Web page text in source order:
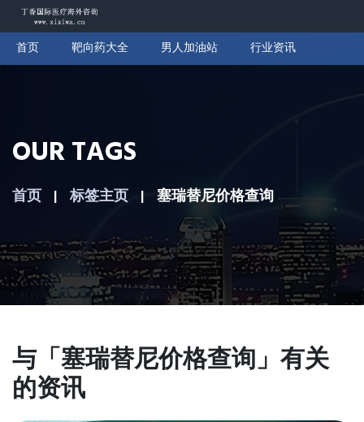
首页 靶向药大全 男人加油站 行业资讯
OUR TAGS
首页 标签主页 塞瑞替尼价格查询
与「塞瑞替尼价格查询」有关
的资讯